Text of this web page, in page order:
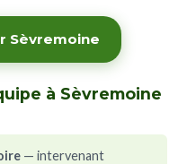
Sèvremoine
à Sèvremoine
— intervenant